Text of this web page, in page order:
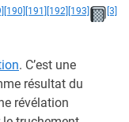
[190] [191] [192] [193]
[3]
. C’est une
résultat du
révélation